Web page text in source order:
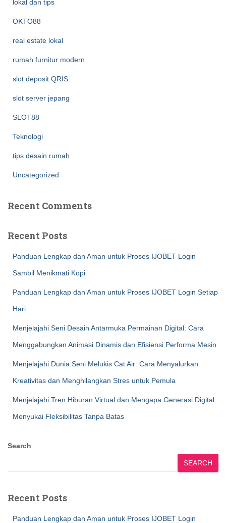
lokal dan tips
OKTO88
real estate lokal
rumah furnitur modern
slot deposit QRIS
slot server jepang
SLOT88
Teknologi
tips desain rumah
Uncategorized
Recent Comments
Recent Posts
Panduan Lengkap dan Aman untuk Proses IJOBET Login
Sambil Menikmati Kopi
Panduan Lengkap dan Aman untuk Proses IJOBET Login Setiap
Hari
Menjelajahi Seni Desain Antarmuka Permainan Digital: Cara
Menggabungkan Animasi Dinamis dan Efisiensi Performa Mesin
Menjelajahi Dunia Seni Melukis Cat Air: Cara Menyalurkan
Kreativitas dan Menghilangkan Stres untuk Pemula
Menjelajahi Tren Hiburan Virtual dan Mengapa Generasi Digital
Menyukai Fleksibilitas Tanpa Batas
Search
SEARCH
Recent Posts
Panduan Lengkap dan Aman untuk Proses IJOBET Login